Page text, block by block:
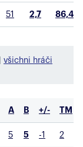
51 2,7 86,44
všichni hráči
A B +/- TM
5 5 -1 2